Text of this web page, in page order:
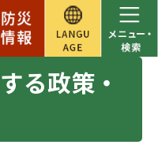
る政策・